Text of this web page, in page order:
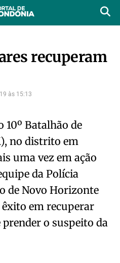
recuperam
às 15:13
Batalhão de
no distrito em
uma vez em ação
da Polícia
de Novo Horizonte
em recuperar
o suspeito da